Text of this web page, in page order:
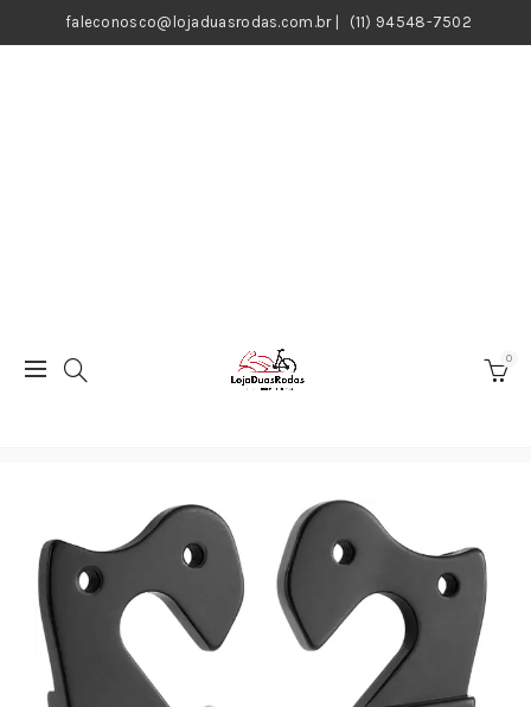
faleconosco@lojaduasrodas.com.br| (11) 94548-7502
0